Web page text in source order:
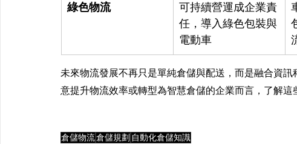
綠色物流
可持續營運成企業責
任，導入綠色包裝與
電動車
未來物流發展不再只是單純倉儲與配送，而是融合資
意提升物流效率或轉型為智慧倉儲的企業而言，了解這
倉儲物流倉儲規劃 自動化倉儲知識